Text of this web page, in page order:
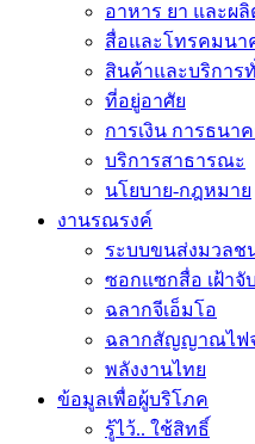
อาหาร ยา และ
สื่อและโทรคมนา
สินค้าและบริการ
ที่อยู่อาศัย
การเงิน การธนา
บริการสาธารณะ
นโยบาย-กฎหมาย
งานรณรงค์
ระบบขนส่งมวลช
ซอกแซกสื่อ เฝ้าจั
ฉลากจีเอ็มโอ
ฉลากสัญญาณไฟ
พลังงานไทย
ข้อมูลเพื่อผู้บริโภค
รู้ไว้.. ใช้สิทธิ์